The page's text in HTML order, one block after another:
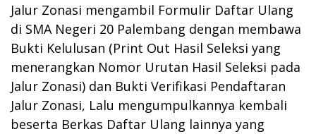
Jalur Zonasi mengambil Formulir Daftar Ulang
di SMA Negeri 20 Palembang dengan membawa
Bukti Kelulusan (Print Out Hasil Seleksi yang
menerangkan Nomor Urutan Hasil Seleksi pada
Jalur Zonasi) dan Bukti Verifikasi Pendaftaran
Jalur Zonasi, Lalu mengumpulkannya kembali
beserta Berkas Daftar Ulang lainnya yang